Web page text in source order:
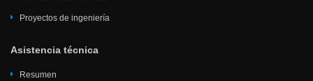
Proyectos de ingeniería
Asistencia técnica
Resumen